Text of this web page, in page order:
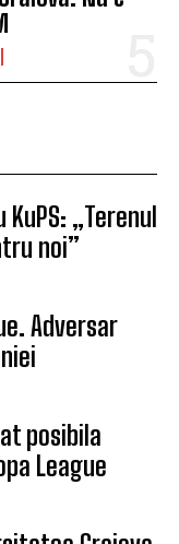
„Terenul
noi”
Adversar
posibila
League